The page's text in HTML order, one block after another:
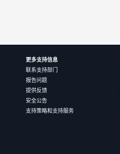
更多支持信息
联系支持部门
报告问题
提供反馈
安全公告
支持策略和支持服务